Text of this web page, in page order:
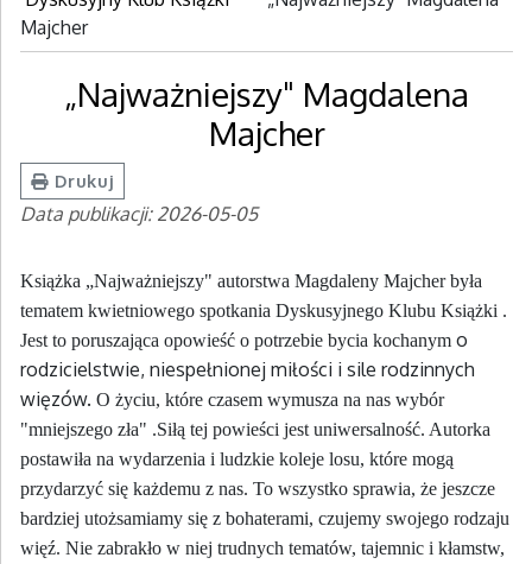
Majcher
„Najważniejszy" Magdalena
Majcher
Drukuj
Data publikacji: 2026-05-05
Książka „Najważniejszy" autorstwa Magdaleny Majcher była
tematem kwietniowego spotkania Dyskusyjnego Klubu Książki .
Jest to poruszająca opowieść o potrzebie bycia kochanym o
rodzicielstwie, niespełnionej miłości i sile rodzinnych
więzów. O życiu, które czasem wymusza na nas wybór
"mniejszego zła" .Siłą tej powieści jest uniwersalność. Autorka
postawiła na wydarzenia i ludzkie koleje losu, które mogą
przydarzyć się każdemu z nas. To wszystko sprawia, że jeszcze
bardziej utożsamiamy się z bohaterami, czujemy swojego rodzaju
więź. Nie zabrakło w niej trudnych tematów, tajemnic i kłamstw,